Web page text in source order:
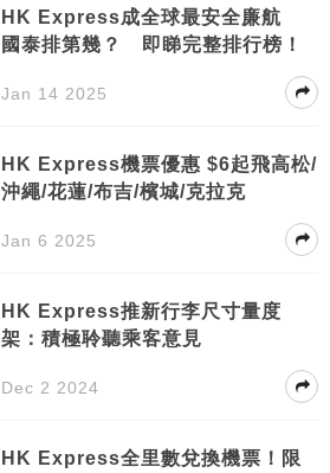
HK Express成全球最安全廉航
國泰排第幾？ 即睇完整排行榜！
Jan 14 2025
HK Express機票優惠 $6起飛高松/
沖繩/花蓮/布吉/檳城/克拉克
Jan 6 2025
HK Express推新行李尺寸量度
架：積極聆聽乘客意見
Dec 2 2024
HK Express全里數兌換機票！限